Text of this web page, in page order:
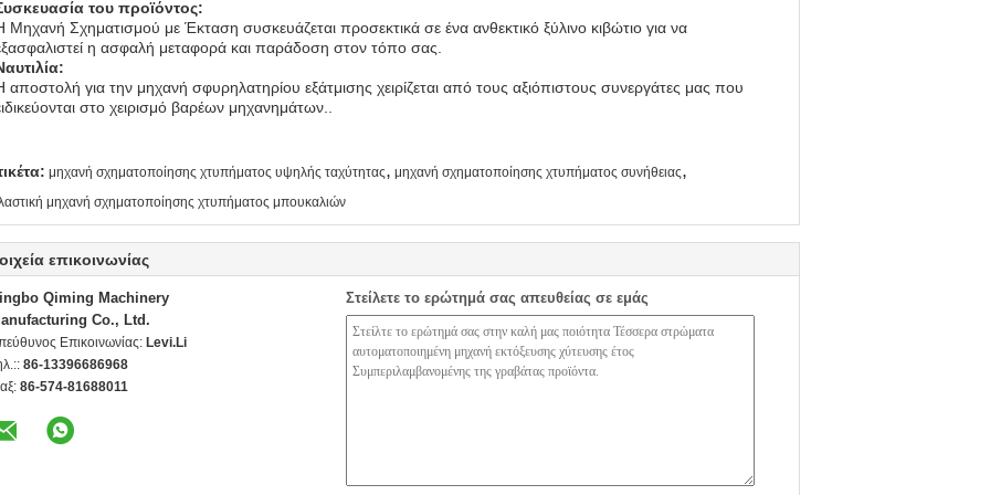
του προϊόντος:
Μηχανή Σχηματισμού με Έκταση συσκευάζεται προσεκτικά σε ένα ανθεκτικό ξύλινο κιβώτιο για να
η ασφαλή μεταφορά και παράδοση στον τόπο σας.
αποστολή για την μηχανή σφυρηλατηρίου εξάτμισης χειρίζεται από τους αξιόπιστους συνεργάτες μας που
στο χειρισμό βαρέων μηχανημάτων..
μηχανή σχηματοποίησης χτυπήματος υψηλής ταχύτητας, μηχανή σχηματοποίησης χτυπήματος συνήθειας,
μηχανή σχηματοποίησης χτυπήματος μπουκαλιών
επικοινωνίας
Qiming Machinery
Co., Ltd.
Επικοινωνίας: Levi.Li
86-13396686968
86-574-81688011
Στείλετε το ερώτημά σας απευθείας σε εμάς